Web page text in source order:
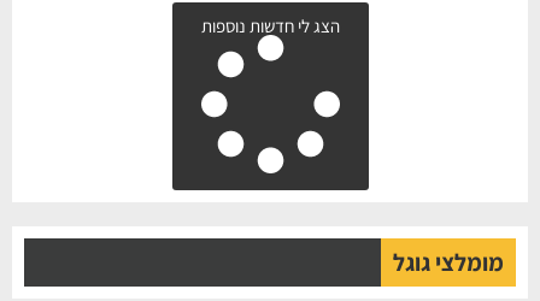
הצג לי חדשות נוספות
מומלצי גוגל